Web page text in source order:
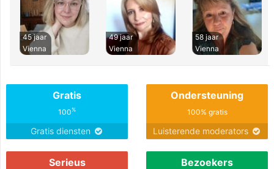
45 jaar
Vienna
49 jaar
Vienna
58 jaar
Vienna
Gratis
100%
Gratis diensten
Ondersteuning
100% gratis
Luisterende moderators
Serieus Bezoekers